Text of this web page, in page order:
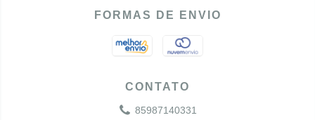
FORMAS DE ENVIO
CONTATO
85987140331